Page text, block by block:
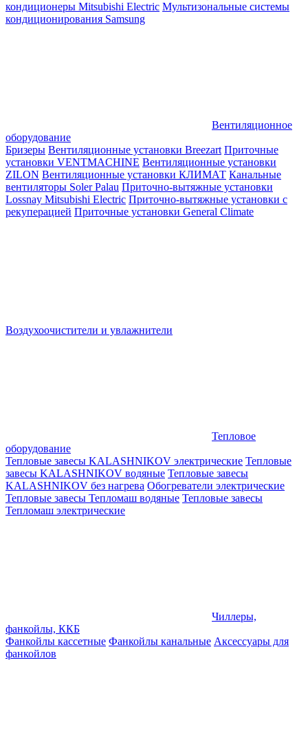
кондиционеры Mitsubishi Electric Мультизональные системы
кондиционирования Samsung
Вентиляционное
оборудование
Бризеры Вентиляционные установки Breezart Приточные
установки VENTMACHINE Вентиляционные установки
ZILON Вентиляционные установки КЛИМАТ Канальные
вентиляторы Soler Palau Приточно-вытяжные установки
Lossnay Mitsubishi Electric Приточно-вытяжные установки с
рекуперацией Приточные установки General Climate
Воздухоочистители и увлажнители
Тепловое
оборудование
Тепловые завесы KALASHNIKOV электрические Тепловые
завесы KALASHNIKOV водяные Тепловые завесы
KALASHNIKOV без нагрева Обогреватели электрические
Тепловые завесы Тепломаш водяные Тепловые завесы
Тепломаш электрические
Чиллеры,
фанкойлы, ККБ
Фанкойлы кассетные Фанкойлы канальные Аксессуары для
фанкойлов